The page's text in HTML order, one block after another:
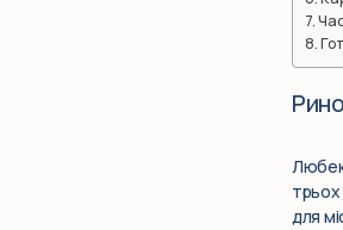
Любек
трьох
для